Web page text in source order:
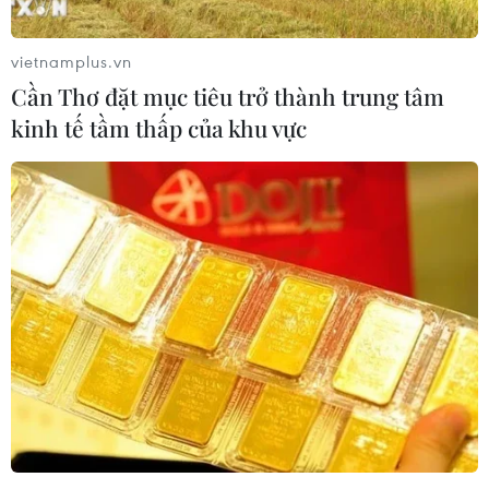
EU triển khai mạng vệ tinh riêng,
củng cố chủ quyền số
08/08/2026 04:15
Liên hợp quốc kêu gọi chấm dứt tấn
công dân thường trong xung đột
Nga-Ukraine
07/08/2026 04:29
Chính sách nhà ở của nước Anh -
Góc tham chiếu cho Việt Nam
07/08/2026 04:08
Bỉ tìm ra hướng đi mới trong điều trị
vietnamplus.vn
Cần Thơ đặt mục tiêu trở thành trung tâm
kinh tế tầm thấp của khu vực